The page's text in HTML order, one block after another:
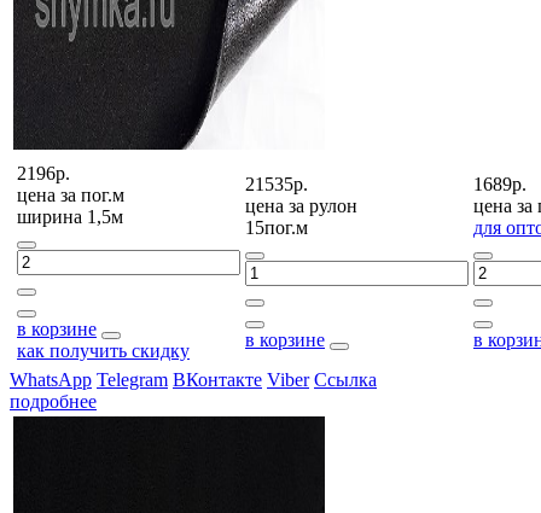
2196р.
цена за пог.м
ширина 1,5м
в корзине
как получить скидку
21535р.
цена за рулон
15пог.м
в корзине
1689р.
цена за
для
в
WhatsApp Telegram ВКонтакте Viber Ссылка
подробнее